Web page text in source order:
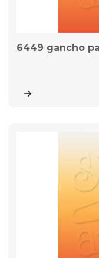
6449 gancho